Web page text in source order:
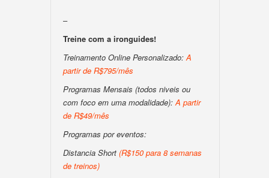
–
Treine com a ironguides!
Treinamento Online Personalizado:A
partir de R$795/mês
Programas Mensais (todos niveis ou
com foco em uma modalidade):A partir
de R$49/mês
Programas por eventos:
Distancia Short (R$150 para 8 semanas
de treinos)